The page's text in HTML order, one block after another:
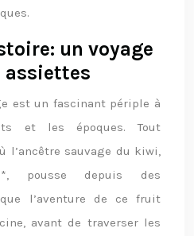
un voyage
assiettes
est un fascinant périple à
et les époques. Tout
l’ancêtre sauvage du kiwi,
pousse depuis des
l’aventure de ce fruit
avant de traverser les